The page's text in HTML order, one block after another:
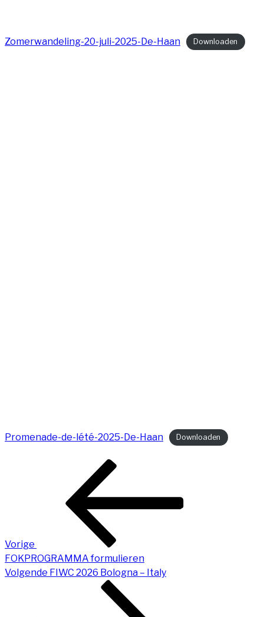
Zomerwandeling-20-juli-2025-De-Haan Downloaden
Promenade-de-lété-2025-De-Haan Downloaden
Vorige
FOKPROGRAMMA formulieren
Volgend
Volgende FIWC 2026 Bologna – Italy